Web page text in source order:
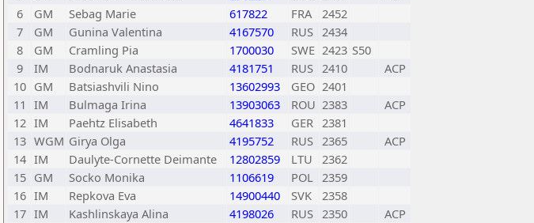
6
GM Sebag Marie 617822 FRA
2452
7
GM Gunina Valentina 4167570 RUS 2434
8
GM Cramling Pia 1700030 SWE 2423 S50
9
IM Bodnaruk Anastasia 4181751 RUS 2410
ACP
10 GM Batsiashvili Nino 13602993 GEO 2401
11 IM Bulmaga Irina 13903063 ROU 2383
ACP
12 IM Paehtz Elisabeth 4641833 GER 2381
13 WGM Girya Olga 4195752 RUS 2365
ACP
14 IM Daulyte-Cornette Deimante 12802859 LTU
2362
15 GM Socko Monika 1106619 POL 2359
16 IM Repkova Eva 14900440 SVK
2358
17 IM Kashlinskaya Alina 4198026 RUS 2350
ACP